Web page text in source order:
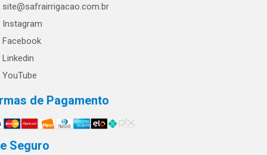
site@safrairrigacao.com.br
Instagram
Facebook
Linkedin
YouTube
de Pagamento
Seguro